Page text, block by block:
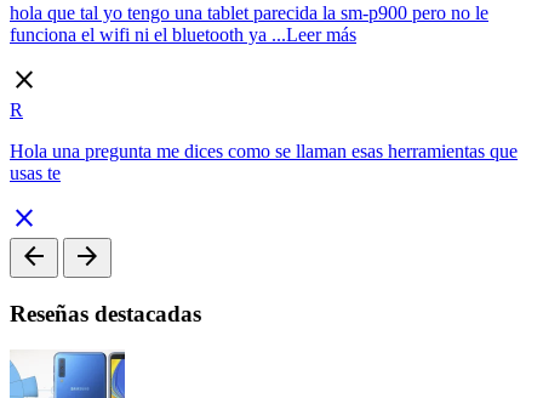
hola que tal yo tengo una tablet parecida la sm-p900 pero no le
funciona el wifi ni el bluetooth ya ...Leer más
close
R
Hola una pregunta me dices como se llaman esas herramientas que
usas te
close
arrow_back
arrow_forward
Reseñas destacadas